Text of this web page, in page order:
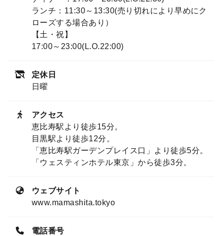
ランチ：11:30～13:30(売り切れにより早めにク
ローズする場合あり）
【土・祝】
17:00～23:00(L.O.22:00)
定休日
日曜
アクセス
恵比寿駅より徒歩15分。
目黒駅より徒歩12分。
「恵比寿駅ガーデンプレイス口」より徒歩5分。
「ウェスティンホテル東京」から徒歩3分。
ウェブサイト
www.mamashita.tokyo
電話番号